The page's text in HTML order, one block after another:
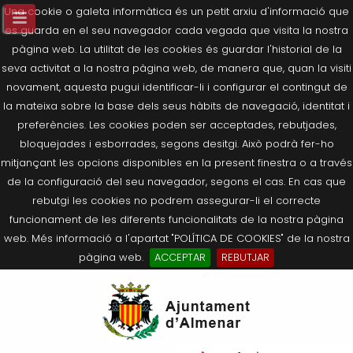
Una cookie o galeta informàtica és un petit arxiu d'informació que
es guarda en el seu navegador cada vegada que visita la nostra
pàgina web. La utilitat de les cookies és guardar l'historial de la
seva activitat a la nostra pàgina web, de manera que, quan la visiti
novament, aquesta pugui identificar-li i configurar el contingut de
la mateixa sobre la base dels seus hàbits de navegació, identitat i
preferències. Les cookies poden ser acceptades, rebutjades,
bloquejades i esborrades, segons desitgi. Això podrà fer-ho
mitjançant les opcions disponibles en la present finestra o a través
de la configuració del seu navegador, segons el cas. En cas que
rebutgi les cookies no podrem assegurar-li el correcte
funcionament de les diferents funcionalitats de la nostra pàgina
web. Més informació a l'apartat "POLÍTICA DE COOKIES" de la nostra
pàgina web.
ACCEPTAR
REBUTJAR
Salutació de l’Alcaldessa
Composició Consistori
Agricultura, Ramaderia i Medi
Què és la Seu Electrònica?
Últimes publicacions